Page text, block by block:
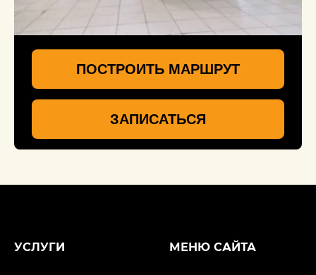
ПОСТРОИТЬ МАРШРУТ
ЗАПИСАТЬСЯ
УСЛУГИ МЕНЮ САЙТА